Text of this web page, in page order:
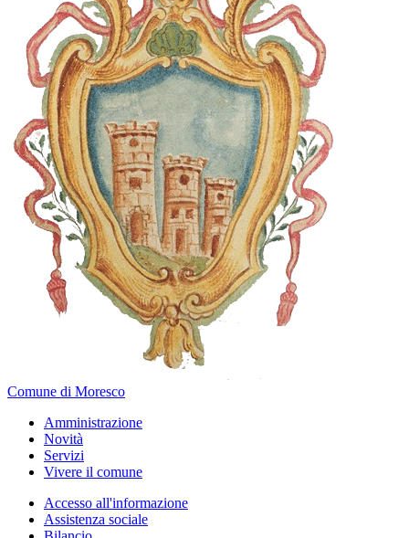
Comune di Moresco
Amministrazione
Novità
Servizi
Vivere il comune
Accesso all'informazione
Assistenza sociale